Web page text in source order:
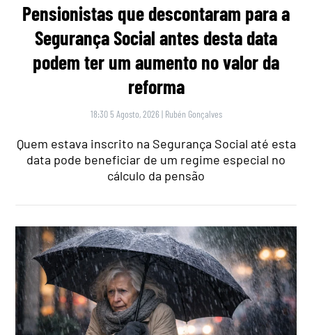
Pensionistas que descontaram para a
Segurança Social antes desta data
podem ter um aumento no valor da
reforma
18:30 5 Agosto, 2026 | Rubén Gonçalves
Quem estava inscrito na Segurança Social até esta
data pode beneficiar de um regime especial no
cálculo da pensão